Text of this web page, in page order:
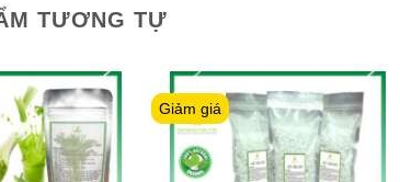
TƯƠNG TỰ
Giảm giá